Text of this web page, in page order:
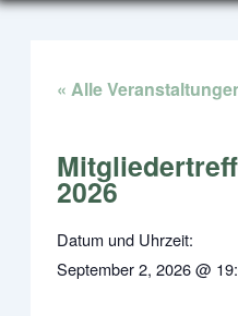
« Alle
2026
Datum und Uhrzeit:
September 2, 2026 @